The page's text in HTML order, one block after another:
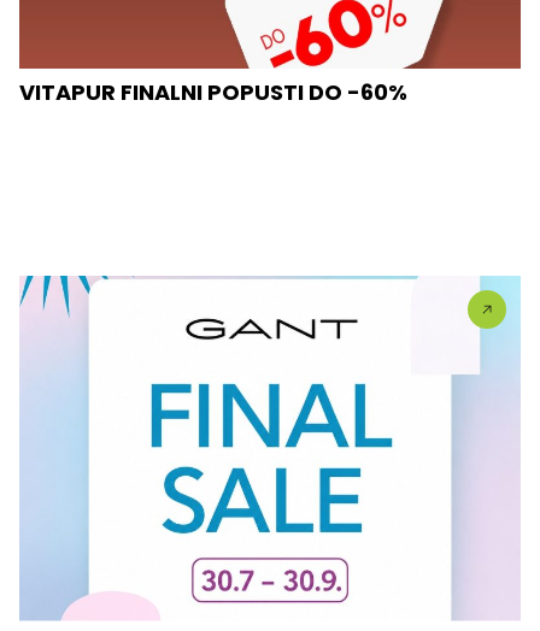
VITAPUR FINALNI POPUSTI DO -60%